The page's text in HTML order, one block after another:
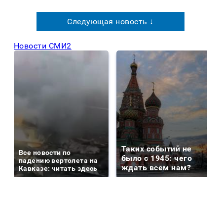
Следующая новость ↓
Новости СМИ2
Все новости по
падению вертолета на
Кавказе: читать здесь
Таких событий не
было с 1945: чего
ждать всем нам?